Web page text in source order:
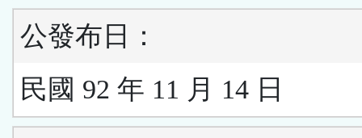
公發布日：
民國 92 年 11 月 14 日